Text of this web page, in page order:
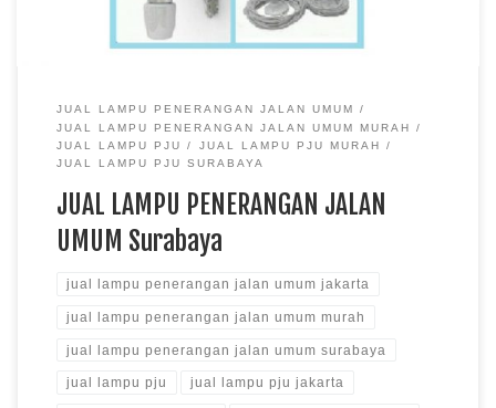
JUAL LAMPU PENERANGAN JALAN UMUM
JUAL LAMPU PENERANGAN JALAN UMUM MURAH
JUAL LAMPU PJU
JUAL LAMPU PJU MURAH
JUAL LAMPU PJU SURABAYA
JUAL LAMPU PENERANGAN JALAN
UMUM Surabaya
jual lampu penerangan jalan umum jakarta
jual lampu penerangan jalan umum murah
jual lampu penerangan jalan umum surabaya
jual lampu pju jual lampu pju jakarta